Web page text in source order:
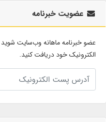
عضویت خبرنامه
عضو خبرنامه ماهانه وب‌سایت شوید
الکترونیک خود دریافت کنید.